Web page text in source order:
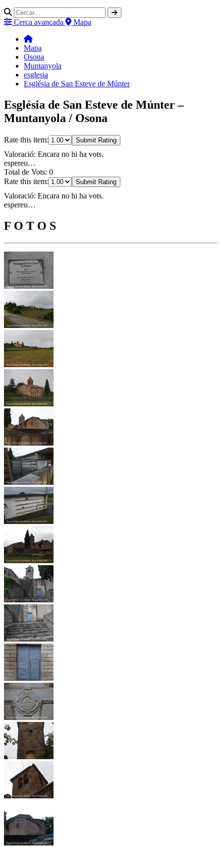
Cerca avançada Mapa
Mapa
Osona
Muntanyola
esglesia
Església de San Esteve de Múnter
Església de San Esteve de Múnter –
Muntanyola / Osona
Rate this item: Submit Rating
Valoració: Encara no hi ha vots.
espereu…
Total de Vots: 0
Rate this item:
Submit Rating
Valoració: Encara no hi ha vots.
espereu…
F O T O S